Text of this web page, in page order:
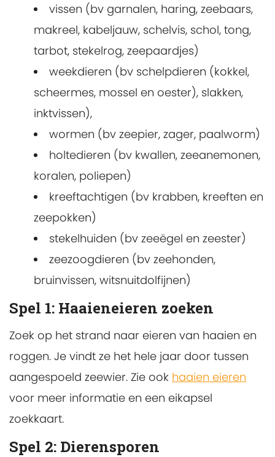
vissen (bv garnalen, haring, zeebaars,
makreel, kabeljauw, schelvis, schol, tong,
tarbot, stekelrog, zeepaardjes)
weekdieren (bv schelpdieren (kokkel,
scheermes, mossel en oester), slakken,
inktvissen),
wormen (bv zeepier, zager, paalworm)
holtedieren (bv kwallen, zeeanemonen,
koralen, poliepen)
kreeftachtigen (bv krabben, kreeften en
zeepokken)
stekelhuiden (bv zeeëgel en zeester)
zeezoogdieren (bv zeehonden,
bruinvissen, witsnuitdolfijnen)
Spel 1: Haaieneieren zoeken
Zoek op het strand naar eieren van haaien en
roggen. Je vindt ze het hele jaar door tussen
aangespoeld zeewier. Zie ook haaien eieren
voor meer informatie en een eikapsel
zoekkaart.
Spel 2: Dierensporen